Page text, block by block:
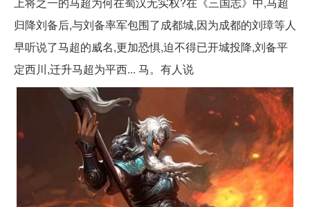
归降刘备后,与刘备率军包围了成都城,因为成都的刘璋等人
早听说了马超的威名,更加恐惧,迫不得已开城投降,刘备平
定西川,迁升马超为平西... 马。有人说